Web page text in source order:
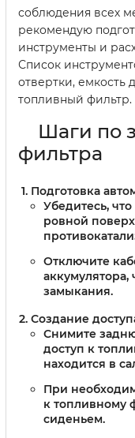
соблюдения всех
рекомендую
инструменты и
Список
отвертки, емкость
топливный фильтр.
Шаги по
фильтра
Подготовка
Убедитесь,
ровной
Отключите
аккумулятора,
замыкания.
Создание
Снимите
доступ к
находится в
При
к топливному
сиденьем.